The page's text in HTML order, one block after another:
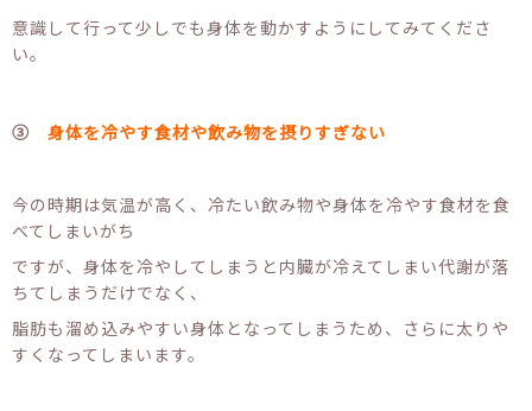
意識して行って少しでも身体を動かすようにしてみてくださ
い。
③ 身体を冷やす食材や飲み物を摂りすぎない
今の時期は気温が高く、冷たい飲み物や身体を冷やす食材を食
べてしまいがち
ですが、身体を冷やしてしまうと内臓が冷えてしまい代謝が落
ちてしまうだけでなく、
脂肪も溜め込みやすい身体となってしまうため、さらに太りや
すくなってしまいます。